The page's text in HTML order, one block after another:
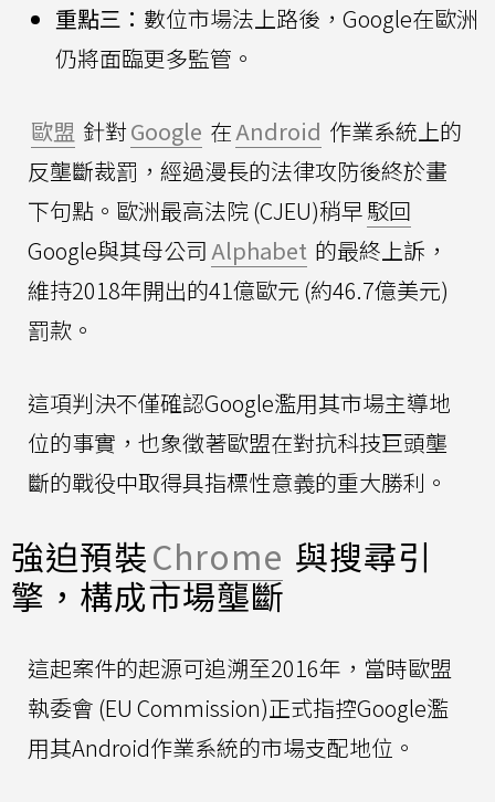
重點三： 數位市場法上路後，Google在歐洲
仍將面臨更多監管。
歐盟 針對Google 在Android 作業系統上的
反壟斷裁罰，經過漫長的法律攻防後終於畫
下句點。歐洲最高法院 (CJEU)稍早駁回
Google與其母公司Alphabet 的最終上訴，
維持2018年開出的41億歐元 (約46.7億美元)
罰款。
這項判決不僅確認Google濫用其市場主導地
位的事實，也象徵著歐盟在對抗科技巨頭壟
斷的戰役中取得具指標性意義的重大勝利。
強迫預裝Chrome 與搜尋引
擎，構成市場壟斷
這起案件的起源可追溯至2016年，當時歐盟
執委會 (EU Commission)正式指控Google濫
用其Android作業系統的市場支配地位。